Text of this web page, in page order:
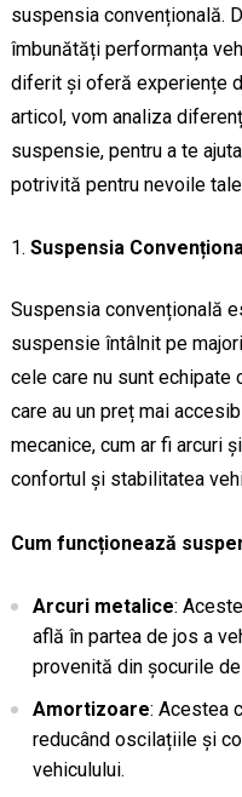
suspensia convențională.
îmbunătăți performanța
diferit și oferă experiențe
articol, vom analiza
suspensie, pentru a te
potrivită pentru nevoile
Suspensia
Suspensia convențională
suspensie întâlnit pe
cele care nu sunt echipate
care au un preț mai
mecanice, cum ar fi arcuri
confortul și stabilitatea
Cum funcționează
Arcuri metalice:
află în partea de jos a
provenită din șocurile
Amortizoare: Acestea
reducând oscilațiile și
vehiculului.